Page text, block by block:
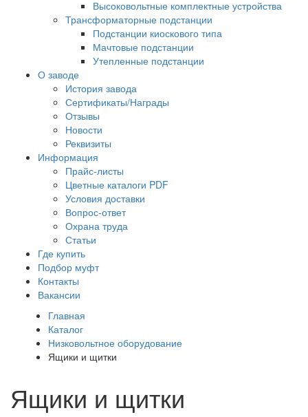
Высоковольтные комплектные устройства
Трансформаторные подстанции
Подстанции киоскового типа
Мачтовые подстанции
Утепленные подстанции
О заводе
История завода
Сертификаты/Награды
Отзывы
Новости
Реквизиты
Информация
Прайс-листы
Цветные каталоги PDF
Условия доставки
Вопрос-ответ
Охрана труда
Статьи
Где купить
Подбор муфт
Контакты
Вакансии
Главная
Каталог
Низковольтное оборудование
Ящики и щитки
Ящики и щитки